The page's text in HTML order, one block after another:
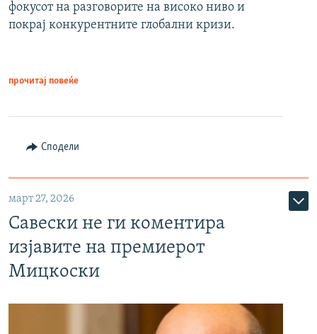
фокусот на разговорите на високо ниво и
покрај конкурентните глобални кризи.
прочитај повеќе
Сподели
март 27, 2026
Савески не ги коментира
изјавите на премиерот
Мицкоски